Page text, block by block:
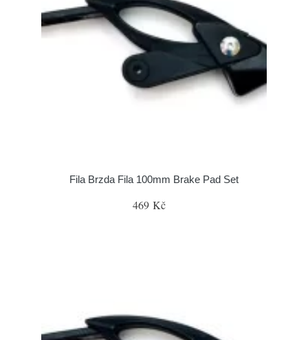
Fila Brzda Fila 100mm Brake Pad Set
469 Kč